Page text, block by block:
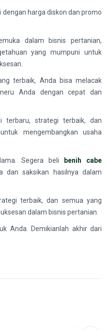
harga diskon dan promo
dalam bisnis pertanian,
yang mumpuni untuk
terbaik, Anda bisa melacak
Anda dengan cepat dan
terbaru, strategi terbaik, dan
mengembangkan usaha
Segera beli
benih cabe
dan saksikan hasilnya dalam
terbaik, dan semua yang
dalam bisnis pertanian.
Anda. Demikianlah akhir dari